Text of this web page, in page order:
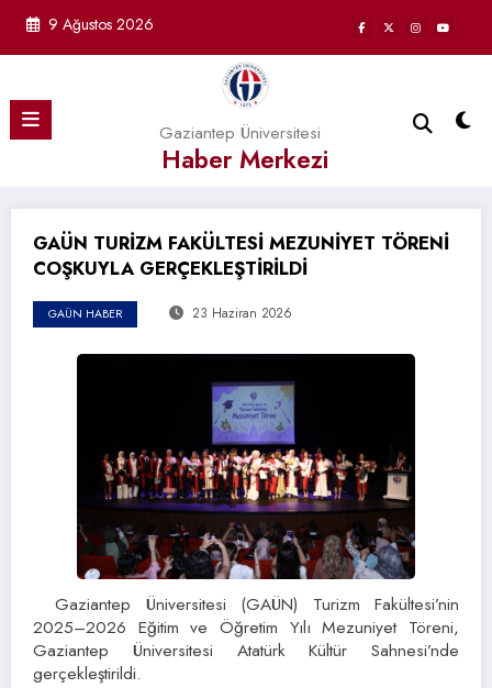
9 Ağustos 2026
Gaziantep Üniversitesi
Haber Merkezi
GAÜN TURİZM FAKÜLTESİ MEZUNİYET TÖRENİ
COŞKUYLA GERÇEKLEŞTİRİLDİ
GAÜN HABER 23 Haziran 2026
Gaziantep Üniversitesi (GAÜN) Turizm Fakültesi’nin
2025–2026 Eğitim ve Öğretim Yılı Mezuniyet Töreni,
Gaziantep Üniversitesi Atatürk Kültür Sahnesi’nde
gerçekleştirildi.